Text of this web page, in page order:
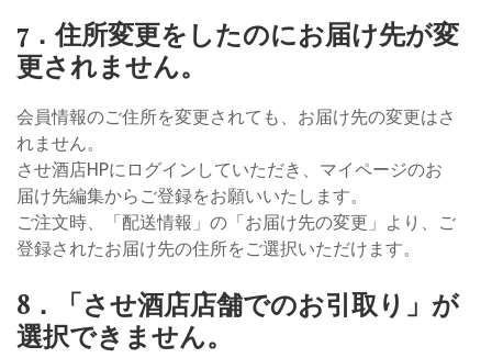
7．住所変更をしたのにお届け先が変
更されません。
会員情報のご住所を変更されても、お届け先の変更はさ
れません。
させ酒店HPにログインしていただき、マイページのお
届け先編集からご登録をお願いいたします。
ご注文時、「配送情報」の「お届け先の変更」より、ご
登録されたお届け先の住所をご選択いただけます。
8．「させ酒店店舗でのお引取り」が
選択できません。